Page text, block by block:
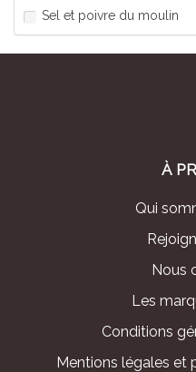
Sel et poivre du moulin
À
Qui
Nous
Les
Conditions
Mentions légales et